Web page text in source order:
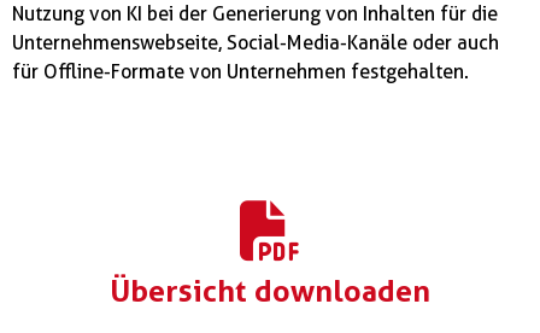
Nutzung von KI bei der Generierung von Inhalten für die
Unternehmenswebseite, Social-Media-Kanäle oder auch
für Offline-Formate von Unternehmen festgehalten.
Übersicht downloaden